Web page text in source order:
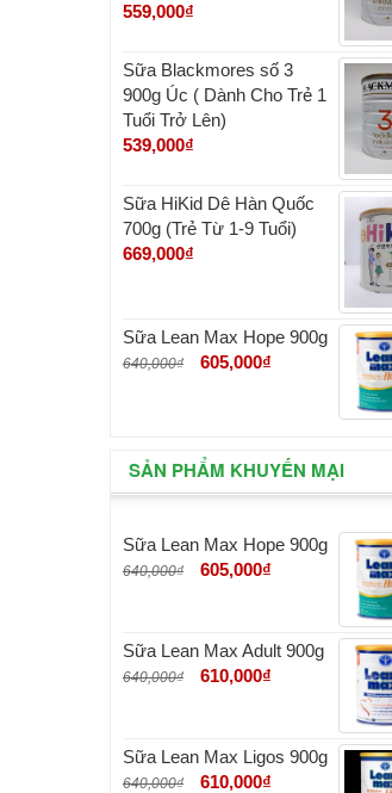
559,000₫
Sữa Blackmores số 3
900g Úc ( Dành Cho Trẻ 1
Tuổi Trở Lên)
539,000₫
Sữa HiKid Dê Hàn Quốc
700g (Trẻ Từ 1-9 Tuổi)
669,000₫
Sữa Lean Max Hope 900g
640,000₫ 605,000₫
SẢN PHẨM KHUYẾN MẠI
Sữa Lean Max Hope 900g
640,000₫ 605,000₫
Sữa Lean Max Adult 900g
640,000₫ 610,000₫
Sữa Lean Max Ligos 900g
640,000₫ 610,000₫